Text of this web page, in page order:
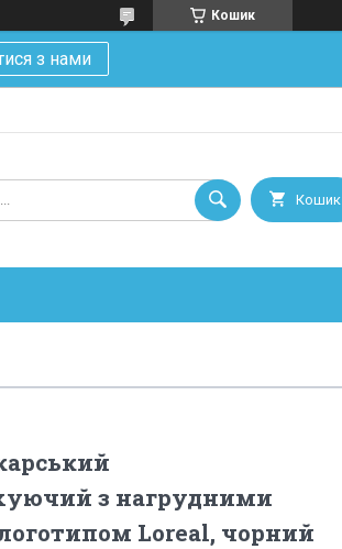
Кошик
з нами
Кошик
з нагрудними
Loreal, чорний